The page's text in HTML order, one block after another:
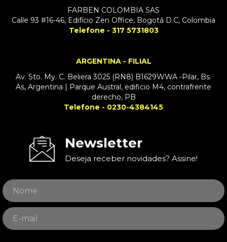
FARBEN COLOMBIA SAS
Calle 93 #16-46, Edifício Zen Office, Bogotá D.C, Colombia
Telefone - 317 5731803
ARGENTINA - FILIAL
Av. Sto. My. C. Beliera 3025 (RN8) B1629WWA -Pilar, Bs.
As, Argentina | Parque Austral, edificio M4, contrafrente
derecho, PB
Telefone - 0230-4384145
Newsletter
Deseja receber novidades? Assine!